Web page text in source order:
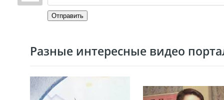
Отправить
Разные интересные видео